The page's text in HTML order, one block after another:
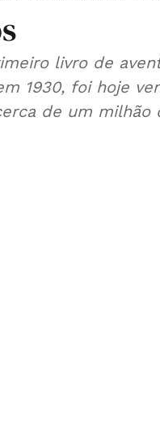
livro de
1930, foi hoje
de um milhão